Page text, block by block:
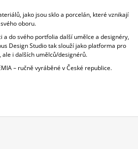
jako jsou sklo a porcelán, které vznikají
oboru.
a do svého portfolia další umělce a designéry,
Design Studio tak slouží jako platforma pro
ale i dalších umělců/designérů.
– ručně vyráběné v České republice.